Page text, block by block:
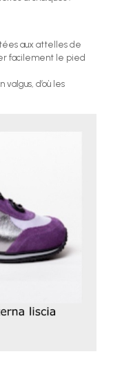
aux attelles de
facilement le pied
d’où les